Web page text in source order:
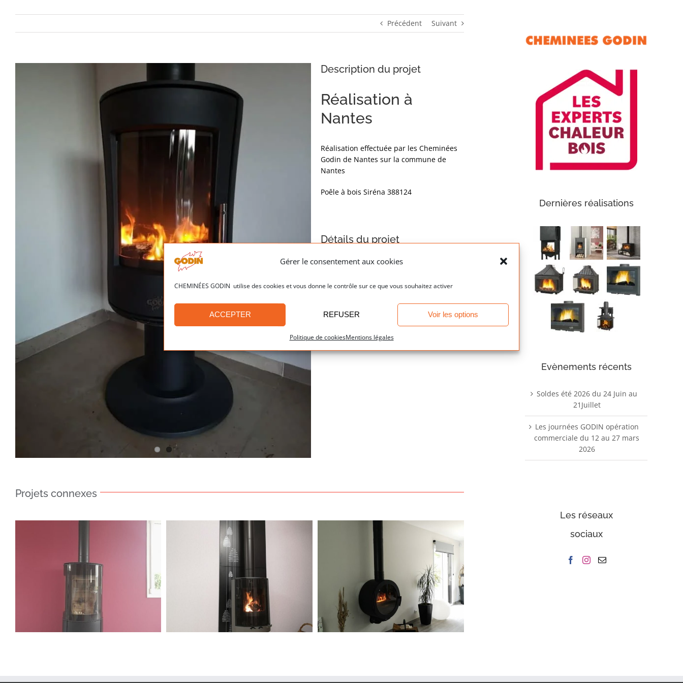
Gérer le consentement aux cookies
CHEMINÉES GODIN utilise des cookies et vous donne le contrôle sur ce que vous souhaitez activer
ACCEPTER REFUSER Voir les options
Politique de cookiesMentions légales
Précédent Suivant
Description du projet
Réalisation à
Nantes
Réalisation effectuée par les Cheminées
Godin de Nantes sur la commune de
Nantes
Poêle à bois Siréna 388124
Détails du projet
Poêles : Nos réalisations
Projets connexes
Dernières réalisations
Evènements récents
Soldes été 2026 du 24 Juin au
21Juillet
Les journées GODIN opération
commerciale du 12 au 27 mars
2026
Les réseaux
sociaux